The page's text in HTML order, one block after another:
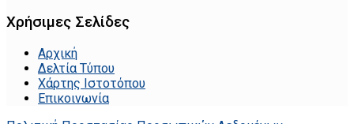
Χρήσιμες Σελίδες
Αρχική
Δελτία Τύπου
Χάρτης Ιστοτόπου
Επικοινωνία